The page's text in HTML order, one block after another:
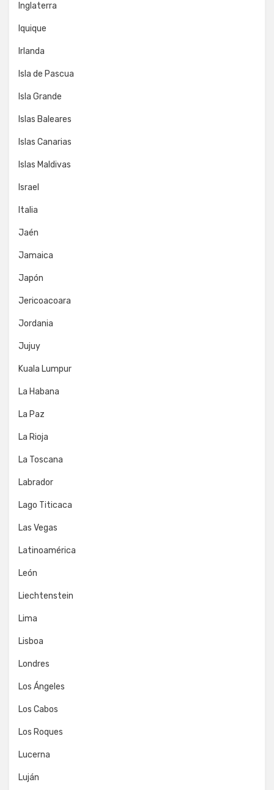
Inglaterra
Iquique
Irlanda
Isla de Pascua
Isla Grande
Islas Baleares
Islas Canarias
Islas Maldivas
Israel
Italia
Jaén
Jamaica
Japón
Jericoacoara
Jordania
Jujuy
Kuala Lumpur
La Habana
La Paz
La Rioja
La Toscana
Labrador
Lago Titicaca
Las Vegas
Latinoamérica
León
Liechtenstein
Lima
Lisboa
Londres
Los Ángeles
Los Cabos
Los Roques
Lucerna
Luján